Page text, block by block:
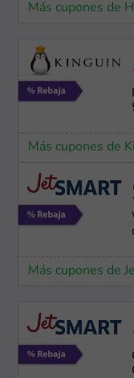
Más cupones de
Más cupones de
Más cupones de